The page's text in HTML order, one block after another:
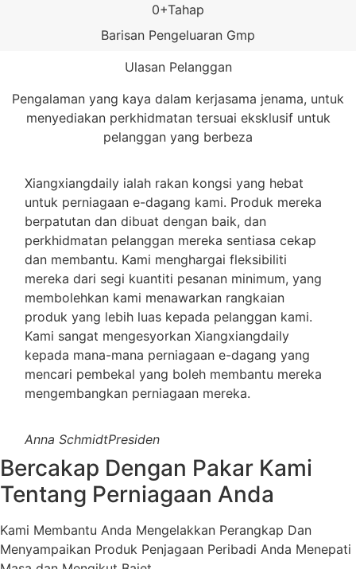
Barisan Pengeluaran Gmp
0+Tahap
Ulasan Pelanggan
Pengalaman yang kaya dalam kerjasama jenama, untuk
menyediakan perkhidmatan tersuai eksklusif untuk
pelanggan yang berbeza
Xiangxiangdaily ialah rakan kongsi yang hebat
untuk perniagaan e-dagang kami. Produk mereka
berpatutan dan dibuat dengan baik, dan
perkhidmatan pelanggan mereka sentiasa cekap
dan membantu. Kami menghargai fleksibiliti
mereka dari segi kuantiti pesanan minimum, yang
membolehkan kami menawarkan rangkaian
produk yang lebih luas kepada pelanggan kami.
Kami sangat mengesyorkan Xiangxiangdaily
kepada mana-mana perniagaan e-dagang yang
mencari pembekal yang boleh membantu mereka
mengembangkan perniagaan mereka.
Anna SchmidtPresiden
Bercakap Dengan Pakar Kami
Tentang Perniagaan Anda
Kami Membantu Anda Mengelakkan Perangkap Dan
Menyampaikan Produk Penjagaan Peribadi Anda Menepati